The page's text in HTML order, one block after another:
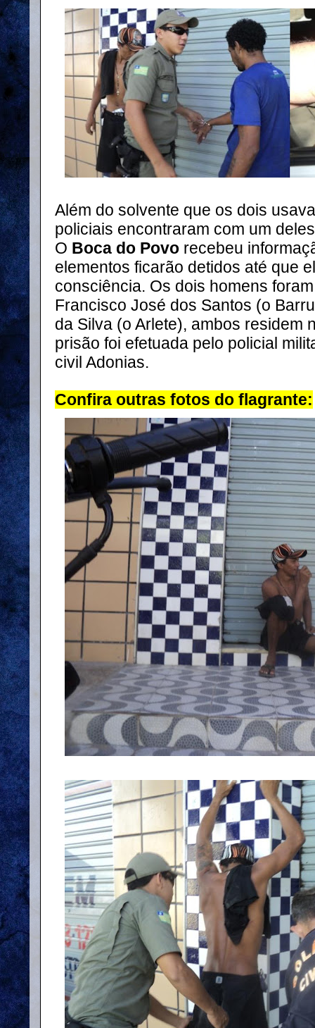
Além do solvente que os dois
policiais encontraram com um
O Boca do Povo recebeu
elementos ficarão detidos até que
consciência. Os dois homens
Francisco José dos Santos (o
da Silva (o Arlete), ambos residem
prisão foi efetuada pelo policial
civil Adonias.
Confira outras fotos do flagrante: